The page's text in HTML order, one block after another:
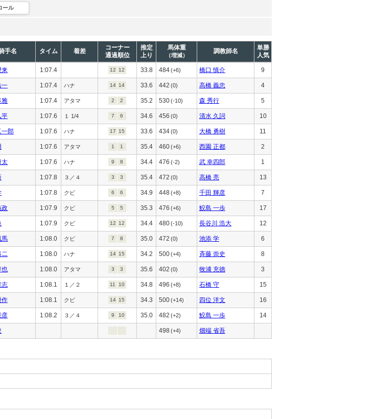
ール
手名 タイム 着差
コーナー
通過順位
推定
上り
馬体重
（増減）
調教師名
単勝
人気
来 1:07.4 12 12 33.8 484(+6) 橋口 慎介 9
一 1:07.4 ハナ 14 14 33.6 442 (0) 高橋 義忠 4
雅 1:07.4 アタマ 2 2 35.2 530(-10) 森 秀行 5
平 1:07.6 １ 1/4 7 6 34.6 456 (0) 清水 久詞 10
一郎 1:07.6 ハナ 17 15 33.6 434(0) 大橋 勇樹 11
1:07.6 アタマ 1 1 35.4 460(+6) 西園 正都 2
太 1:07.6 ハナ 9 8 34.4 476 (-2) 武 幸四郎 1
1:07.8 ３／４ 3 3 35.4 472 (0) 高橋 亮 13
1:07.8 クビ 6 6 34.9 448(+8) 千田 輝彦 7
政 1:07.9 クビ 5 5 35.3 476 (+6) 鮫島 一歩 17
1:07.9 クビ 12 12 34.4 480(-10) 長谷川 浩大 12
馬 1:08.0 クビ 7 8 35.0 472 (0) 池添 学 6
二 1:08.0 ハナ 14 15 34.2 500(+4) 斉藤 崇史 8
也 1:08.0 アタマ 3 3 35.6 402 (0) 牧浦 充徳 3
志 1:08.1 １／２ 11 10 34.8 496 (+8) 石橋 守 15
作 1:08.1 クビ 14 15 34.3 500(+14) 四位 洋文 16
彦 1:08.2 ３／４ 9 10 35.0 482 (+2) 鮫島 一歩 14
498 (+4) 畑端 省吾